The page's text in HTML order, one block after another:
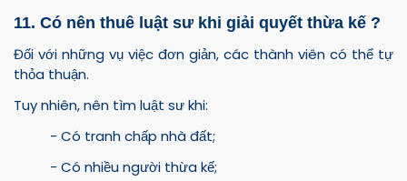
11. Có nên thuê luật sư khi giải quyết thừa kế ?
Đối với những vụ việc đơn giản, các thành viên có thể tự
thỏa thuận.
Tuy nhiên, nên tìm luật sư khi:
- Có tranh chấp nhà đất;
- Có nhiều người thừa kế;